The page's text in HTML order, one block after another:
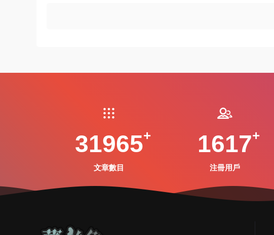
31965
文章數目
1617
注冊用戶